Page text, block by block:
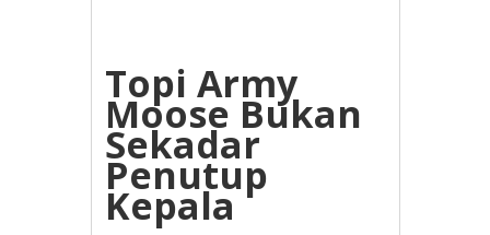
Topi Army
Moose Bukan
Sekadar
Penutup
Kepala